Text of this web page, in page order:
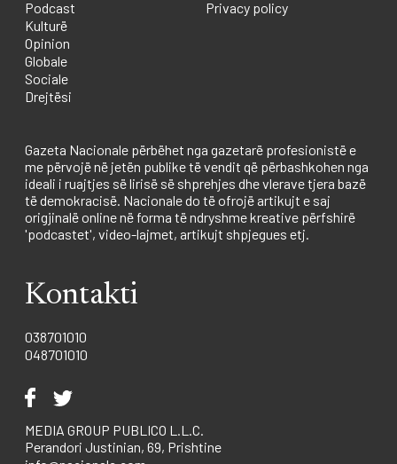
Podcast
Kulturë
Opinion
Globale
Sociale
Drejtësi
Privacy policy
Gazeta Nacionale përbëhet nga gazetarë profesionistë e
me përvojë në jetën publike të vendit që përbashkohen nga
ideali i ruajtjes së lirisë së shprehjes dhe vlerave tjera bazë
të demokracisë. Nacionale do të ofrojë artikujt e saj
origjinalë online në forma të ndryshme kreative përfshirë
'podcastet', video-lajmet, artikujt shpjegues etj.
Kontakti
038701010
048701010
MEDIA GROUP PUBLICO L.L.C.
Perandori Justinian, 69, Prishtine